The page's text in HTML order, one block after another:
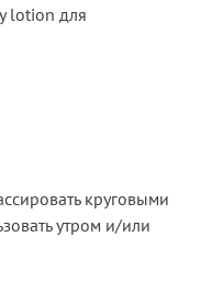
lotion для
круговыми
утром и/или